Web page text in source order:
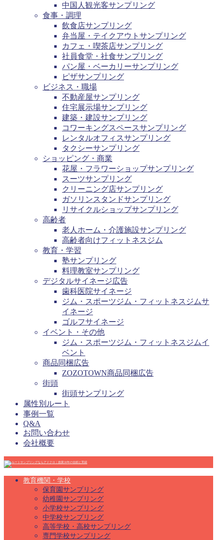
中国人観光客サンプリング
食事・調理
飲食店サンプリング
弁当屋・テイクアウトサンプリング
カフェ・喫茶店サンプリング
社員食堂・社食サンプリング
パン屋・ベーカリーサンプリング
ピザサンプリング
ビジネス・職場
不動産屋サンプリング
住宅展示場サンプリング
建築・建設サンプリング
コワーキングスペースサンプリング
レンタルオフィスサンプリング
タクシーサンプリング
ショッピング・商業
花屋・フラワーショップサンプリング
スーツサンプリング
クリーニング店サンプリング
ガソリンスタンドサンプリング
リサイクルショップサンプリング
高齢者
老人ホーム・介護施設サンプリング
高齢者向けフィットネスジム
教育・学習
塾サンプリング
料理教室サンプリング
デジタルサイネージ広告
歯科医院サイネージ
ジム・スポーツジム・フィットネスジムサ
イネージ
ゴルフサイネージ
イベント・その他
ジム・スポーツジム・フィットネスジムイ
ベント
商品同梱広告
ZOZOTOWN商品同梱広告
街頭
街頭サンプリング
属性別ルート
事例一覧
Q&A
お問い合わせ
会社概要
教育機関・学校
保育園サンプリング
幼稚園サンプリング
小学校サンプリング
中学校サンプリング
高等学校・高校サンプリング
専門学校サンプリング